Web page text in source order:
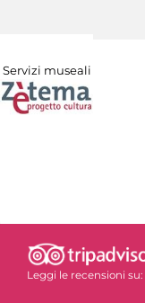
Servizi museali
Leggi le recensioni su: